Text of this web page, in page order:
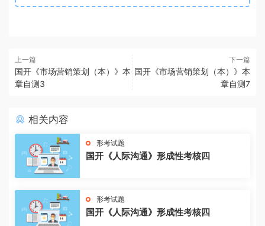
上一篇
国开《市场营销策划（本）》本
章自测3
下一篇
国开《市场营销策划（本）》本
章自测7
相关内容
形考试题
国开《人际沟通》形成性考核四
形考试题
国开《人际沟通》形成性考核四